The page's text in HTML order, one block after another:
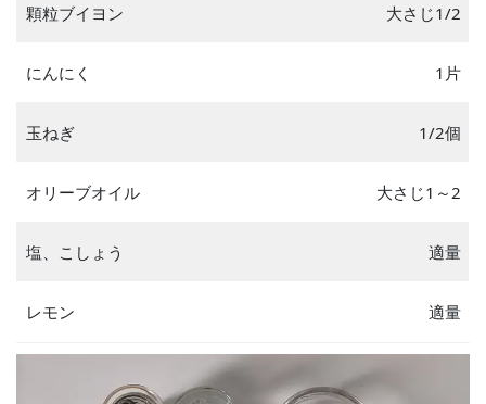
顆粒ブイヨン 大さじ1/2
にんにく 1片
玉ねぎ 1/2個
オリーブオイル 大さじ1～2
塩、こしょう 適量
レモン 適量